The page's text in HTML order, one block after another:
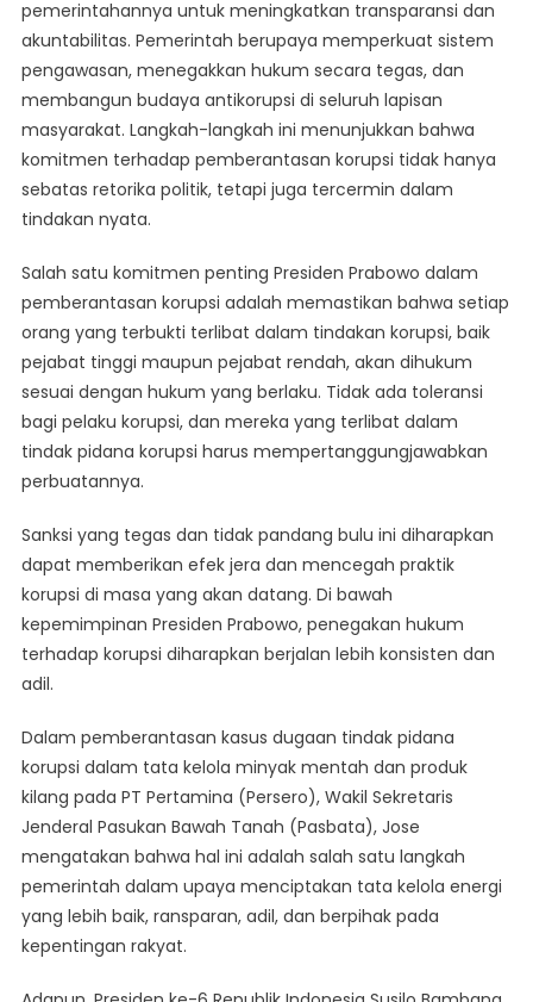
pemerintahannya untuk meningkatkan transparansi dan
akuntabilitas. Pemerintah berupaya memperkuat sistem
pengawasan, menegakkan hukum secara tegas, dan
membangun budaya antikorupsi di seluruh lapisan
masyarakat. Langkah-langkah ini menunjukkan bahwa
komitmen terhadap pemberantasan korupsi tidak hanya
sebatas retorika politik, tetapi juga tercermin dalam
tindakan nyata.
Salah satu komitmen penting Presiden Prabowo dalam
pemberantasan korupsi adalah memastikan bahwa setiap
orang yang terbukti terlibat dalam tindakan korupsi, baik
pejabat tinggi maupun pejabat rendah, akan dihukum
sesuai dengan hukum yang berlaku. Tidak ada toleransi
bagi pelaku korupsi, dan mereka yang terlibat dalam
tindak pidana korupsi harus mempertanggungjawabkan
perbuatannya.
Sanksi yang tegas dan tidak pandang bulu ini diharapkan
dapat memberikan efek jera dan mencegah praktik
korupsi di masa yang akan datang. Di bawah
kepemimpinan Presiden Prabowo, penegakan hukum
terhadap korupsi diharapkan berjalan lebih konsisten dan
adil.
Dalam pemberantasan kasus dugaan tindak pidana
korupsi dalam tata kelola minyak mentah dan produk
kilang pada PT Pertamina (Persero), Wakil Sekretaris
Jenderal Pasukan Bawah Tanah (Pasbata), Jose
mengatakan bahwa hal ini adalah salah satu langkah
pemerintah dalam upaya menciptakan tata kelola energi
yang lebih baik, ransparan, adil, dan berpihak pada
kepentingan rakyat.